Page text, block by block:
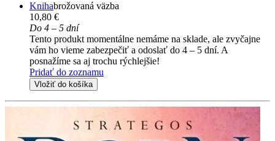
Knihabrožovaná väzba
10,80 €
Do 4 – 5 dní
Tento produkt momentálne nemáme na sklade, ale zvyčajne
vám ho vieme zabezpečiť a odoslať do 4 – 5 dní. A
posnažíme sa aj trochu rýchlejšie!
Pridať do zoznamu
Vložiť do košíka